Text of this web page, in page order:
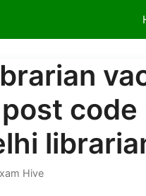
Hive